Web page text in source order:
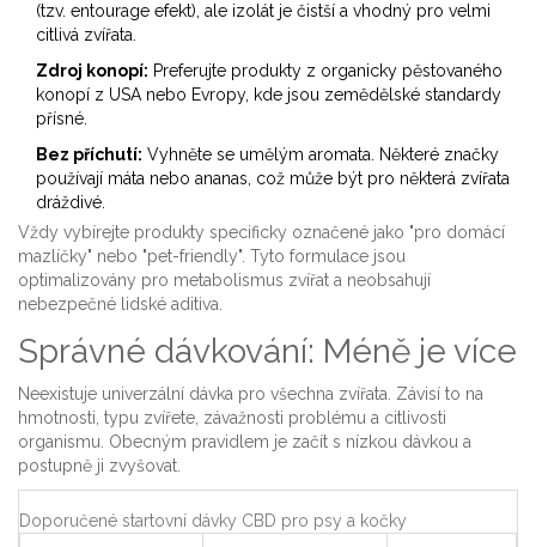
(tzv. entourage efekt), ale izolát je čistší a vhodný pro velmi
citlivá zvířata.
Zdroj konopí: Preferujte produkty z organicky pěstovaného
konopí z USA nebo Evropy, kde jsou zemědělské standardy
přísné.
Bez příchutí: Vyhněte se umělým aromata. Některé značky
používají máta nebo ananas, což může být pro některá zvířata
dráždivé.
Vždy vybírejte produkty specificky označené jako "pro domácí
mazlíčky" nebo "pet-friendly". Tyto formulace jsou
optimalizovány pro metabolismus zvířat a neobsahují
nebezpečné lidské aditiva.
Správné dávkování: Méně je více
Neexistuje univerzální dávka pro všechna zvířata. Závisí to na
hmotnosti, typu zvířete, závažnosti problému a citlivosti
organismu. Obecným pravidlem je začít s nízkou dávkou a
postupně ji zvyšovat.
Doporučené startovní dávky CBD pro psy a kočky